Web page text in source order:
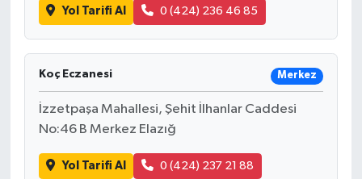
Yol Tarifi Al 0 (424) 236 46 85
Koç Eczanesi Merkez
İzzetpaşa Mahallesi, Şehit İlhanlar Caddesi
No:46 B Merkez Elazığ
Yol Tarifi Al 0 (424) 237 21 88